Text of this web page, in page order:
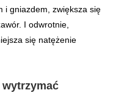
i gniazdem, zwiększa się
I odwrotnie,
się natężenie